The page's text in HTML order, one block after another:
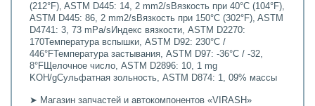
(212°F), ASTM D445: 14, 2 mm2/sВязкость при 40°C (104°F),
ASTM D445: 86, 2 mm2/sВязкость при 150°C (302°F), ASTM
D4741: 3, 73 mPa/sИндекс вязкости, ASTM D2270:
170Температура вспышки, ASTM D92: 230°C /
446°FТемпература застывания, ASTM D97: -36°C / -32,
8°FЩелочное число, ASTM D2896: 10, 1 mg
KOH/gСульфатная зольность, ASTM D874: 1, 09% массы
➤ Магазин запчастей и автокомпонентов «VIRASH»